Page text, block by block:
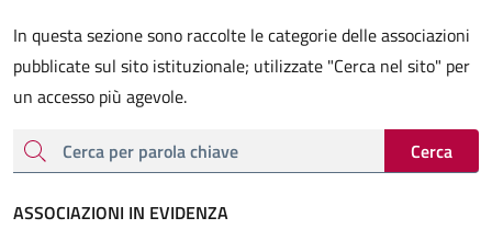
In questa sezione sono raccolte le categorie delle associazioni
pubblicate sul sito istituzionale; utilizzate "Cerca nel sito" per
un accesso più agevole.
cerca
Cerca
ASSOCIAZIONI IN EVIDENZA